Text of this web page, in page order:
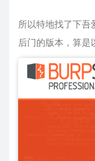
所以特地找了下吾
后门的版本，算是